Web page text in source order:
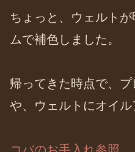
ちょっと、ウェルト
ムで補色しました。
帰ってきた時点で、
や、ウェルトにオイル